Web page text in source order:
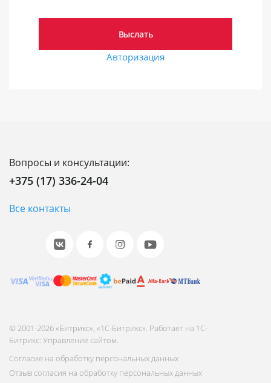
Авторизация
Вопросы и консультации:
+375 (17) 336-24-04
Все контакты
© 2001-2026 «Битрикс», «1С-Битрикс». Работает на 1С-
Битрикс: Управление сайтом.
Согласие на обработку персональных данных
Отзыв согласия на обработку персональных данных